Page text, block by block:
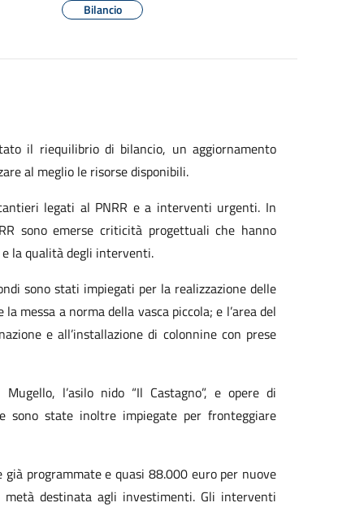
Bilancio
il riequilibrio di bilancio, un aggiornamento
al meglio le risorse disponibili.
legati al PNRR e a interventi urgenti. In
sono emerse criticità progettuali che hanno
la qualità degli interventi.
sono stati impiegati per la realizzazione delle
messa a norma della vasca piccola; e l’area del
e all’installazione di colonnine con prese
l’asilo nido “Il Castagno”, e opere di
sono state inoltre impiegate per fronteggiare
programmate e quasi 88.000 euro per nuove
destinata agli investimenti. Gli interventi